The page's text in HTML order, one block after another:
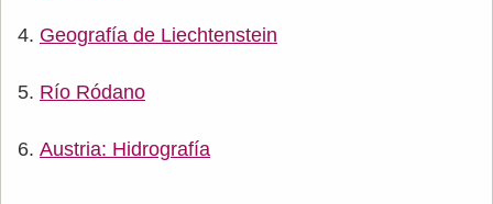
Geografía de Liechtenstein
Río Ródano
Austria: Hidrografía